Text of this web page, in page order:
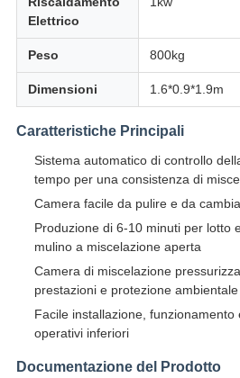
Elettrico
Peso 800kg
Dimensioni 1.6*0.9*1.9m
Caratteristiche Principali
Sistema automatico di controllo
tempo per una consistenza di
Camera facile da pulire e da
Produzione di 6-10 minuti per lotto
mulino a miscelazione aperta
Camera di miscelazione
prestazioni e protezione ambientale
Facile installazione,
operativi inferiori
Documentazione del Prodotto